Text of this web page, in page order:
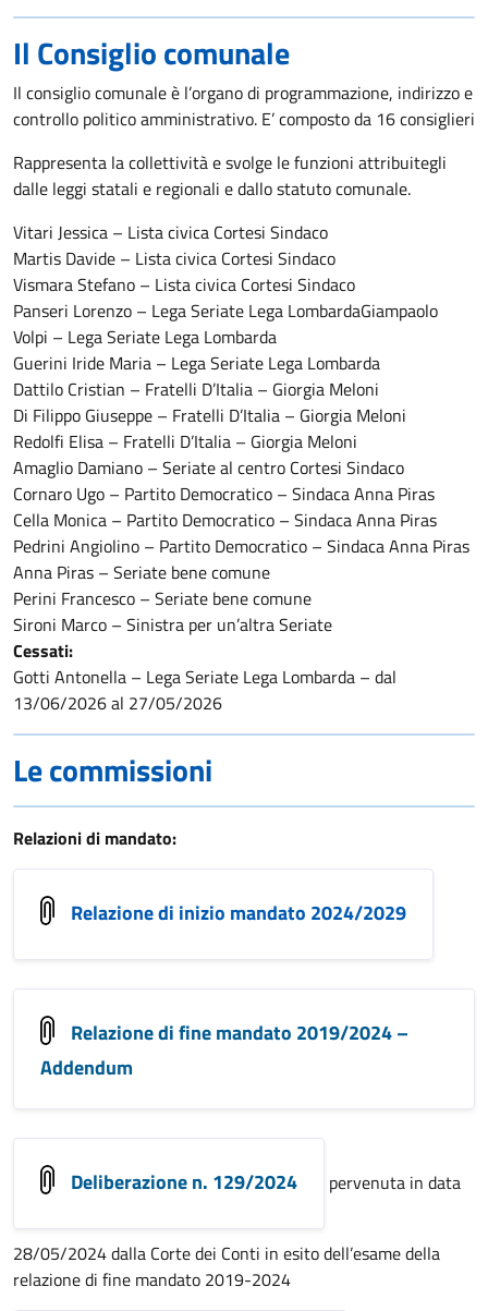
Il Consiglio comunale
Il consiglio comunale è l’organo di programmazione, indirizzo e
controllo politico amministrativo. E’ composto da 16 consiglieri
Rappresenta la collettività e svolge le funzioni attribuitegli
dalle leggi statali e regionali e dallo statuto comunale.
Vitari Jessica – Lista civica Cortesi Sindaco
Martis Davide – Lista civica Cortesi Sindaco
Vismara Stefano – Lista civica Cortesi Sindaco
Panseri Lorenzo – Lega Seriate Lega LombardaGiampaolo
Volpi – Lega Seriate Lega Lombarda
Guerini Iride Maria – Lega Seriate Lega Lombarda
Dattilo Cristian – Fratelli D’Italia – Giorgia Meloni
Di Filippo Giuseppe – Fratelli D’Italia – Giorgia Meloni
Redolfi Elisa – Fratelli D’Italia – Giorgia Meloni
Amaglio Damiano – Seriate al centro Cortesi Sindaco
Cornaro Ugo – Partito Democratico – Sindaca Anna Piras
Cella Monica – Partito Democratico – Sindaca Anna Piras
Pedrini Angiolino – Partito Democratico – Sindaca Anna Piras
Anna Piras – Seriate bene comune
Perini Francesco – Seriate bene comune
Sironi Marco – Sinistra per un’altra Seriate
Cessati:
Gotti Antonella – Lega Seriate Lega Lombarda – dal
13/06/2026 al 27/05/2026
Le commissioni
Relazioni di mandato:
Relazione di inizio mandato 2024/2029
Relazione di fine mandato 2019/2024 –
Addendum
Deliberazione n. 129/2024 pervenuta in data
28/05/2024 dalla Corte dei Conti in esito dell’esame della
relazione di fine mandato 2019-2024